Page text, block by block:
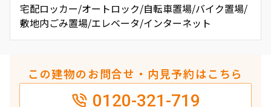
宅配ロッカー/オートロック/自転車置場/バイク置場/
敷地内ごみ置場/エレベータ/インターネット
この建物のお問合せ・内見予約はこちら
0120-321-719